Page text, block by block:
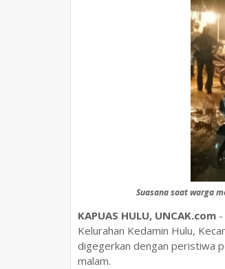
Suasana saat warga
KAPUAS HULU, UNCAK.com
Kelurahan Kedamin Hulu,
digegerkan dengan peristiwa
malam.